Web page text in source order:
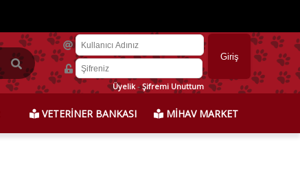
Üyelik-Şifremi Unuttum
VETERİNER BANKASI MİHAV MARKET